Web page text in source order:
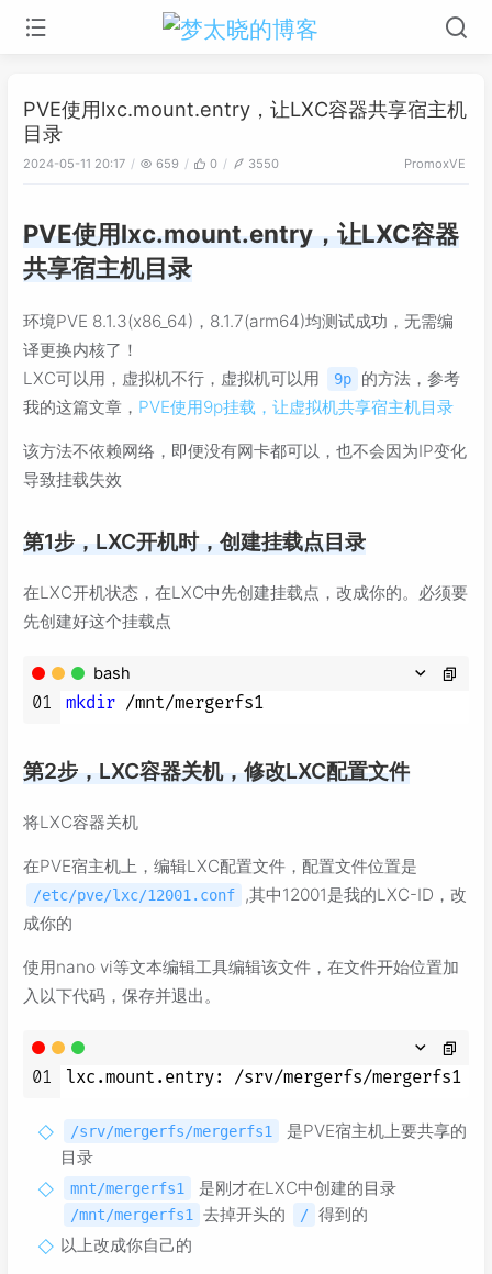
PVE使用lxc.mount.entry，让LXC容器共享宿主机
目录
2024-05-11 20:17 659 0 3550 PromoxVE
PVE使用lxc.mount.entry，让LXC容器
共享宿主机目录
环境PVE 8.1.3(x86_64)，8.1.7(arm64)均测试成功，无需编
译更换内核了！
LXC可以用，虚拟机不行，虚拟机可以用
9p
的方法，参考
我的这篇文章， PVE使用9p挂载，让虚拟机共享宿主机目录
该方法不依赖网络，即便没有网卡都可以，也不会因为IP变化
导致挂载失效
第1步，LXC开机时，创建挂载点目录
在LXC开机状态，在LXC中先创建挂载点，改成你的。必须要
先创建好这个挂载点
bash
01 mkdir
第2步，LXC容器关机，修改LXC配置文件
将LXC容器关机
在PVE宿主机上，编辑LXC配置文件，配置文件位置是
/etc/pve/lxc/12001.conf
,其中12001是我的LXC-ID，改
成你的
使用nano vi等文本编辑工具编辑该文件，在文件开始位置加
入以下代码，保存并退出。
01 lxc.mount.entry: /srv/mergerfs/mergerfs1
/srv/mergerfs/mergerfs1
是PVE宿主机上要共享的
目录
mnt/mergerfs1 是刚才在LXC中创建的目录
/mnt/mergerfs1 去掉开头的 / 得到的
以上改成你自己的